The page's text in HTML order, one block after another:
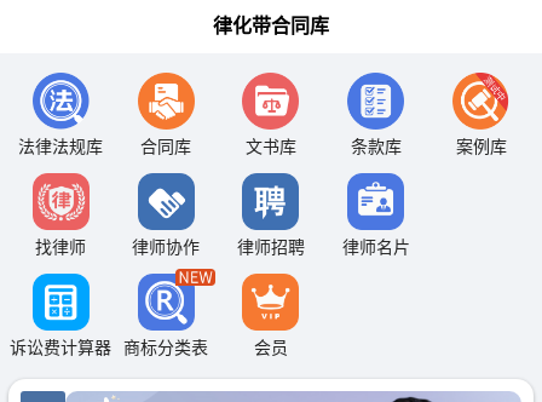
律化带合同库
法律法规库 合同库 文书库 条款库 案例库
找律师 律师协作 律师招聘 律师名片
诉讼费计算器 商标分类表 会员